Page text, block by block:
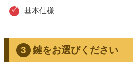
基本仕様
鍵をお選びください